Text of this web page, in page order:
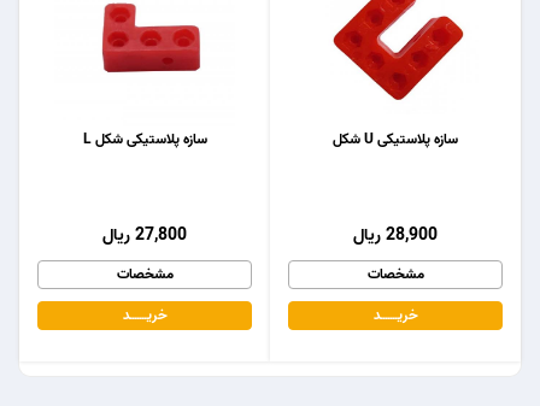
سازه پلاستیکی شکل L
27,800 ریال
مشخصات
خریـــــــد
سازه پلاستیکی U شکل
28,900 ریال
مشخصات
خریـــــــد